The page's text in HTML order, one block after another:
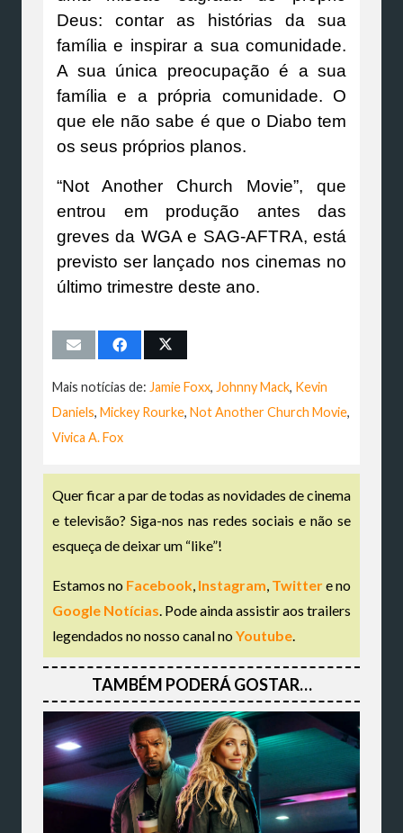
Deus: contar as histórias da sua
família e inspirar a sua comunidade.
A sua única preocupação é a sua
família e a própria comunidade. O
que ele não sabe é que o Diabo tem
os seus próprios planos.
“Not Another Church Movie”, que
entrou em produção antes das
greves da WGA e SAG-AFTRA, está
previsto ser lançado nos cinemas no
último trimestre deste ano.
Mais notícias de: Jamie Foxx, Johnny Mack, Kevin
Daniels, Mickey Rourke, Not Another Church Movie,
Vivica A. Fox
Quer ficar a par de todas as novidades de cinema
e televisão? Siga-nos nas redes sociais e não se
esqueça de deixar um “like”!
Estamos no Facebook, Instagram, Twittere no
Google Notícias. Pode ainda assistir aos trailers
legendados no nosso canal noYoutube.
TAMBÉM PODERÁ GOSTAR…